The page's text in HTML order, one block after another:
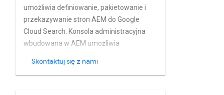
umożliwia definiowanie, pakietowanie i
przekazywanie stron AEM do Google
Cloud Search. Konsola administracyjna
wbudowana w AEM umożliwia
indeksowania, wykluczanie pól,
Skontaktuj się z nami